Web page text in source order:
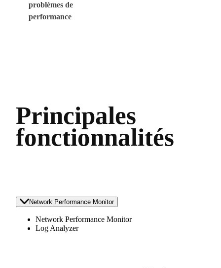
problèmes de
performance
Principales
fonctionnalités
Network Performance Monitor
Network Performance Monitor
Log Analyzer